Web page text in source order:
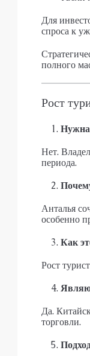
Для
спроса к
полного
Рост
Нужна
Нет.
периода.
Анталья
особенно
Как
Рост
Да.
торговли.